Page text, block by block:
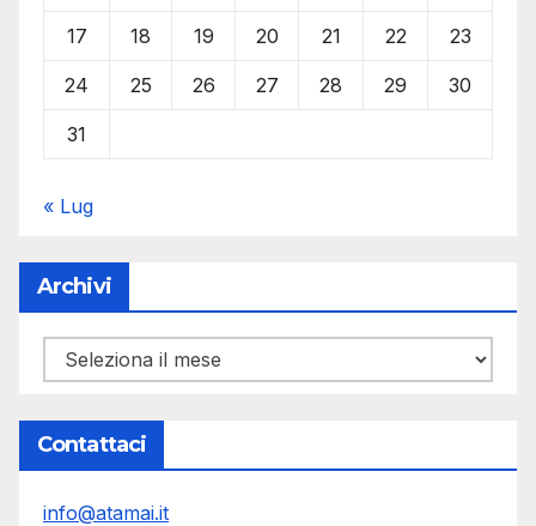
17 18 19 20 21 22 23
24 25 26 27 28 29 30
31
« Lug
Archivi
Archivi
Contattaci
info@atamai.it